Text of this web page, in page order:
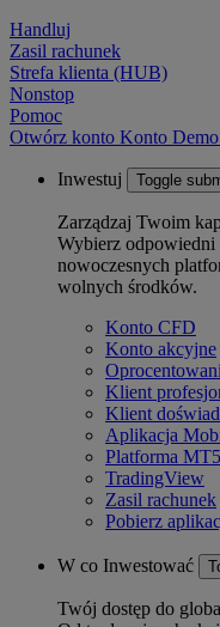
Handluj
Zasil rachunek
Strefa klienta (HUB)
Nonstop
Pomoc
Otwórz konto Konto Demo
Inwestuj Toggle
Zarządzaj Twoim
Wybierz odpowiedni
nowoczesnych
wolnych środków.
Konto CFD
Konto akcyjne
Klient
Klient
Aplikacja
Platforma MT5
TradingView
Zasil rachunek
Pobierz
W co Inwestować
Twój dostęp do